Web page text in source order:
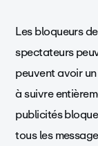
Les bloqueurs
spectateurs
peuvent avoir
à suivre
publicités
tous les